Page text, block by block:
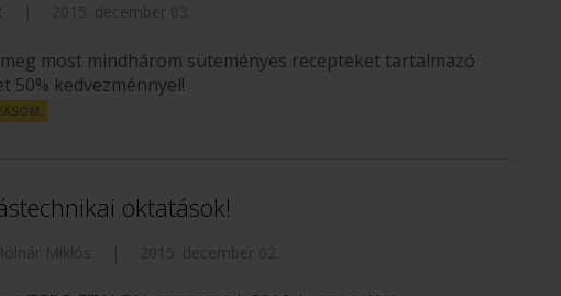
| 2015. december 03.
most mindhárom süteményes recepteket tartalmazó
50% kedvezménnyel!
oktatások!
Miklós | 2015. december 02.